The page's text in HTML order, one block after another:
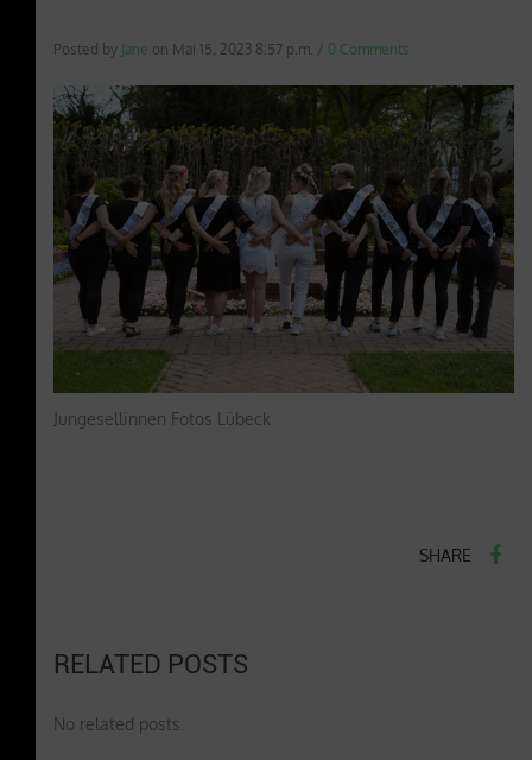
Posted by Jane on Mai 15, 2023 8:57 p.m. / 0 Comments
Jungesellinnen Fotos Lübeck
SHARE
RELATED POSTS
No related posts.